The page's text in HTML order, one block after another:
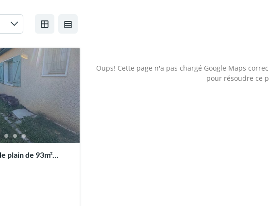
plain de 93m²
Oups! Cette page n'a pas chargé Google Maps
pour résoudre ce